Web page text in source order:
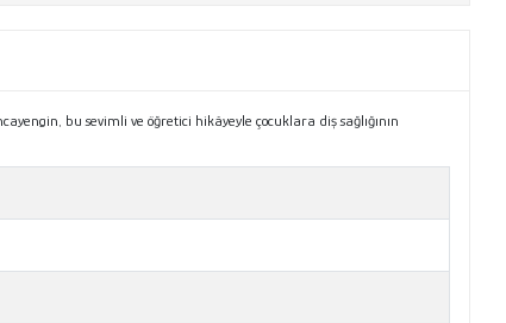
bu sevimli ve öğretici hikâyeyle çocuklara diş sağlığının